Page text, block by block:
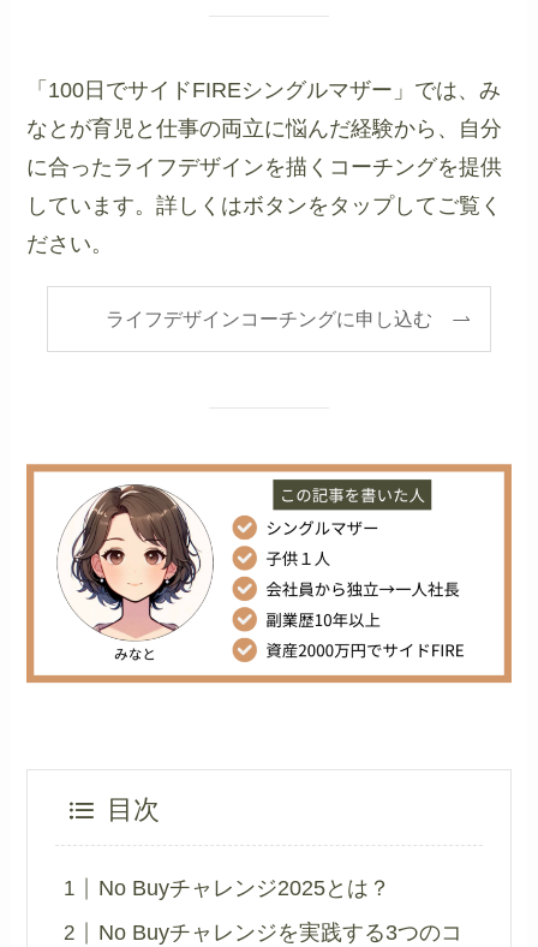
「100日でサイドFIREシングルマザー」では、み
なとが育児と仕事の両立に悩んだ経験から、自分
に合ったライフデザインを描くコーチングを提供
しています。詳しくはボタンをタップしてご覧く
ださい。
ライフデザインコーチングに申し込む
目次
No Buyチャレンジ2025とは？
No Buyチャレンジを実践する3つのコ